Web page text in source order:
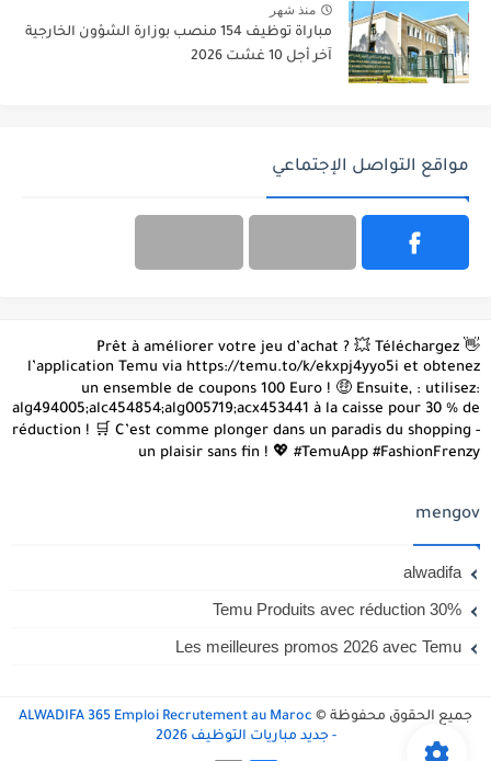
منذ شهر
مباراة توظيف 154 منصب بوزارة الشؤون الخارجية
آخر أجل 10 غشت 2026
مواقع التواصل الإجتماعي
👋 Prêt à améliorer votre jeu d’achat ? 💥 Téléchargez
l’application Temu via https://temu.to/k/ekxpj4yyo5i et obtenez
un ensemble de coupons 100 Euro ! 🤑 Ensuite, : utilisez:
alg494005;alc454854;alg005719;acx453441 à la caisse pour 30 % de
réduction ! 🛒 C’est comme plonger dans un paradis du shopping -
un plaisir sans fin ! 💖 #TemuApp #FashionFrenzy
mengov
alwadifa
Temu Produits avec réduction 30%
Les meilleures promos 2026 avec Temu
جميع الحقوق محفوظة © ALWADIFA 365 Emploi Recrutement au Maroc
- جديد مباريات التوظيف 2026